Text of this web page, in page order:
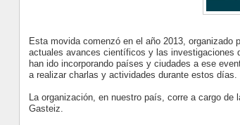
Esta movida comenzó en el año 2013, organizado
actuales avances científicos y las investigaciones
han ido incorporando países y ciudades a ese
a realizar charlas y actividades durante estos días.
La organización, en nuestro país, corre a cargo
Gasteiz.